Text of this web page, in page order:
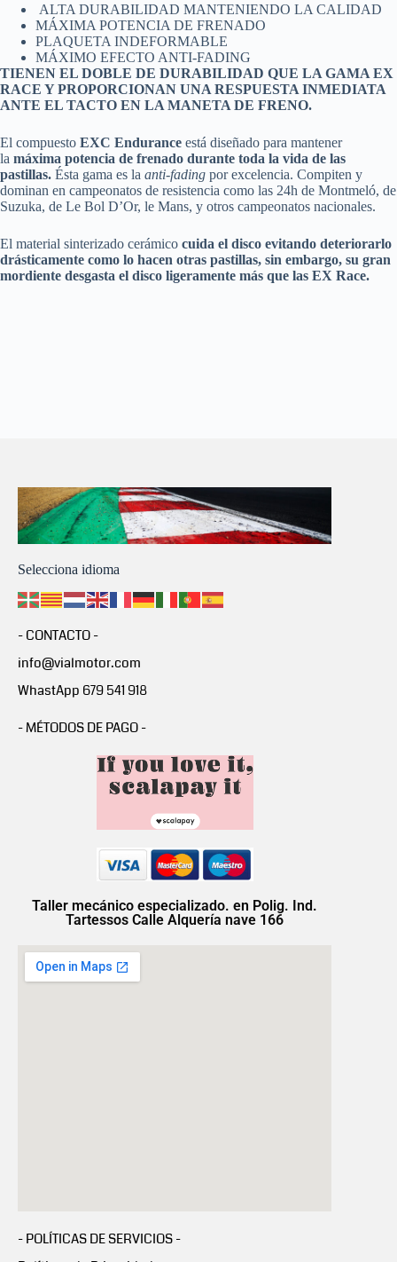
ALTA DURABILIDAD MANTENIENDO LA CALIDAD
MÁXIMA POTENCIA DE FRENADO
PLAQUETA INDEFORMABLE
MÁXIMO EFECTO ANTI-FADING
TIENEN EL DOBLE DE DURABILIDAD QUE LA GAMA EX
RACE Y PROPORCIONAN UNA RESPUESTA INMEDIATA
ANTE EL TACTO EN LA MANETA DE FRENO.
El compuesto EXC Endurance está diseñado para mantener
la máxima potencia de frenado durante toda la vida de las
pastillas. Ésta gama es la anti-fading por excelencia. Compiten y
dominan en campeonatos de resistencia como las 24h de Montmeló, de
Suzuka, de Le Bol D’Or, le Mans, y otros campeonatos nacionales.
El material sinterizado cerámico cuida el disco evitando deteriorarlo
drásticamente como lo hacen otras pastillas, sin embargo, su gran
mordiente desgasta el disco ligeramente más que las EX Race.
Selecciona idioma
- CONTACTO -
info@vialmotor.com
WhastApp 679 541 918
- MÉTODOS DE PAGO -
Taller mecánico especializado. en Polig. Ind.
Tartessos Calle Alquería nave 166
- POLÍTICAS DE SERVICIOS -